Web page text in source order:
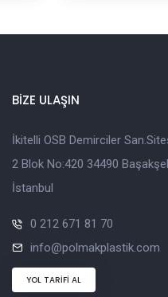
BİZE ULAŞIN
İkitelli OSB Demirciler
2 Blok No:420 34490
İstanbul
0 212 671 81 70
info@polmakplastik.com
YOL TARİFİ AL